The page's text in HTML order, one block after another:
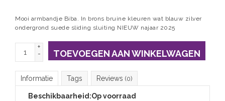
Mooi armbandje Biba. In brons bruine kleuren wat blauw zilver
ondergrond suede sliding sluiting NIEUW najaar 2025
+
-
TOEVOEGEN AAN WINKELWAGEN
Informatie Tags Reviews (0)
Beschikbaarheid:Op voorraad